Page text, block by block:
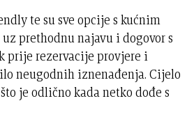
te su sve opcije s kućnim
prethodnu najavu i dogovor s
prije rezervacije provjere i
neugodnih iznenađenja. Cijelo
je odlično kada netko dođe s